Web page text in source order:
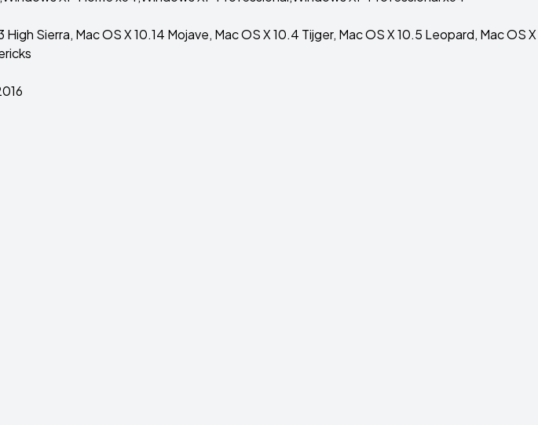
Sierra, Mac OS X 10.14 Mojave, Mac OS X 10.4 Tijger, Mac OS X 10.5 Leopard, Mac OS X